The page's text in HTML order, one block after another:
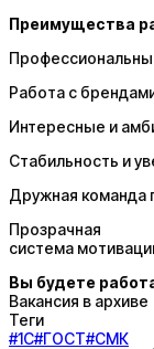
Преимущества
Работа с
Интересные и
Стабильность и
Дружная команда
Прозрачная
система
Вы будете
Вакансия в архиве
Теги
#1С#ГОСТ#СМК